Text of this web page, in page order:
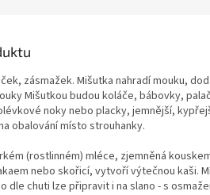
zásmažek. Mišutka nahradí mouku,
Mišutkou budou koláče, bábovky,
noky nebo placky, jemnější,
obalování místo strouhanky.
(rostlinném) mléce, zjemněná
nebo skořicí, vytvoří výtečnou kaši.
dle chuti lze připravit i na slano - s